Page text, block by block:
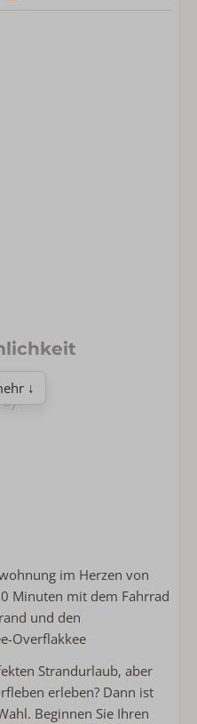
↓
im Herzen von
Minuten mit dem Fahrrad
und den
Overflakkee
Strandurlaub, aber
erleben? Dann ist
Beginnen Sie Ihren